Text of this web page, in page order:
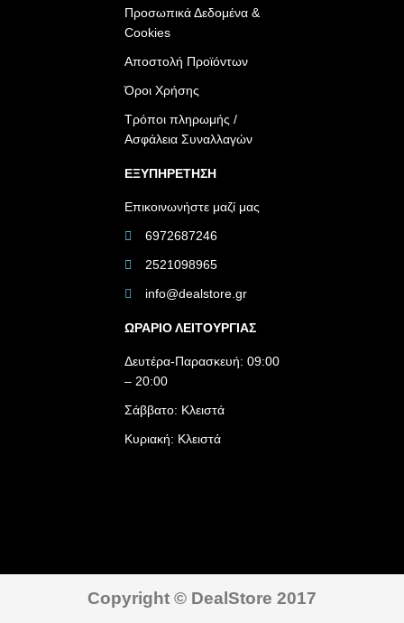
Προσωπικά Δεδομένα &
Cookies
Αποστολή Προϊόντων
Όροι Χρήσης
Τρόποι πληρωμής /
Ασφάλεια Συναλλαγών
ΕΞΥΠΗΡΕΤΗΣΗ
Επικοινωνήστε μαζί μας
6972687246
2521098965
info@dealstore.gr
ΩΡΑΡΙΟ ΛΕΙΤΟΥΡΓΙΑΣ​
Δευτέρα-Παρασκευή: 09:00
– 20:00
Σάββατο: Κλειστά
Κυριακή: Κλειστά
Copyright © DealStore 2017